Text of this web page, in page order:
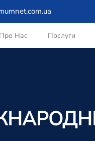
Про Нас Послуги